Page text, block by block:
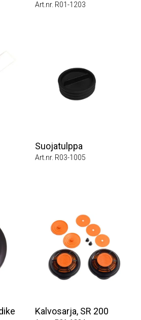
Art.nr. R01-1203
Suojatulppa
Art.nr. R03-1005
Kalvosarja, SR 200